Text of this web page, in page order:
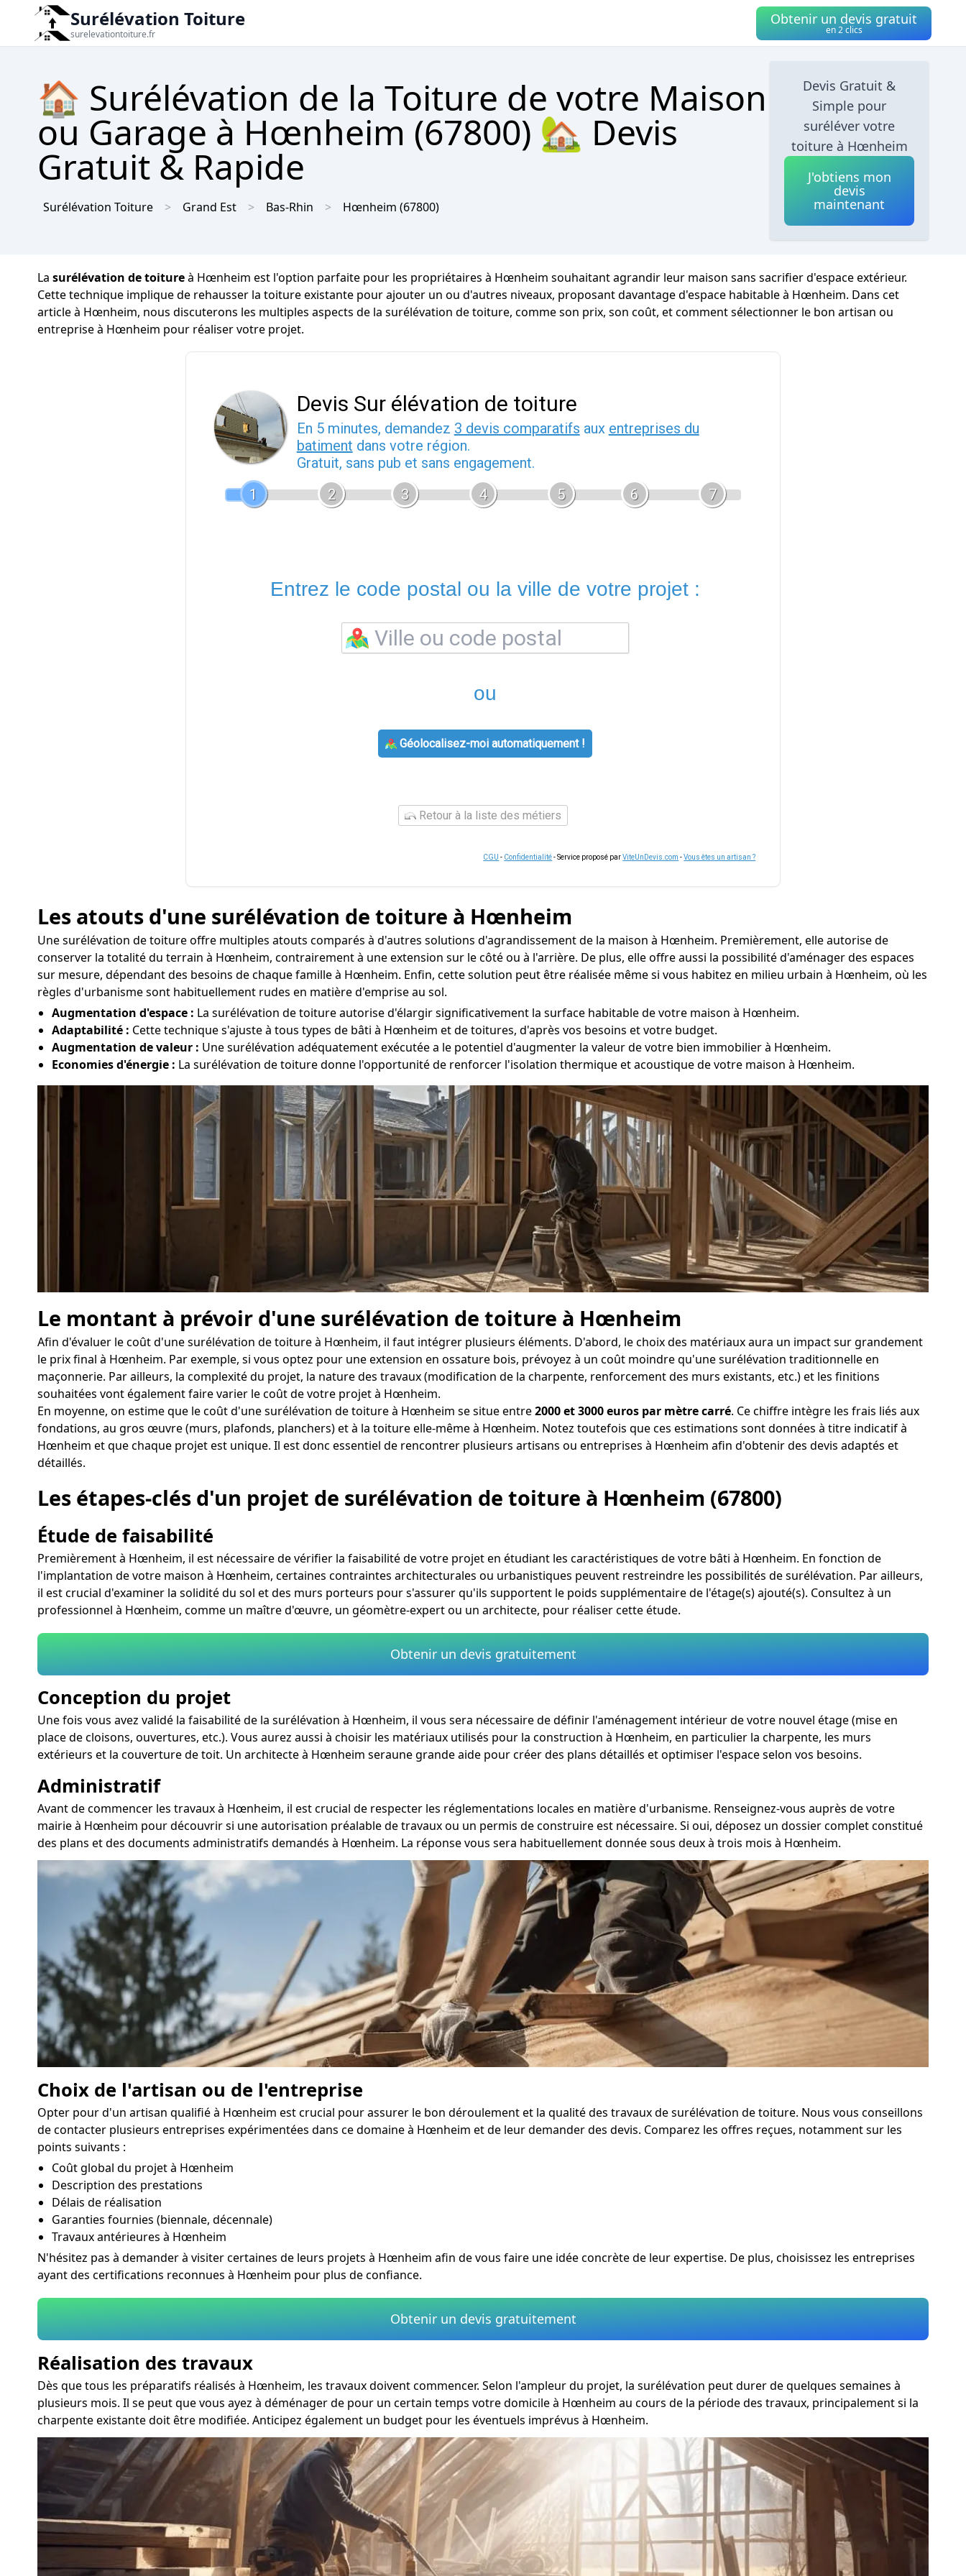
Surélévation Toiture
surelevationtoiture.fr
Obtenir un devis gratuit
en 2 clics
🏠 Surélévation de la Toiture de votre Maison
ou Garage à Hœnheim (67800) 🏡 Devis
Gratuit & Rapide
Surélévation Toiture Grand Est Bas-Rhin Hœnheim (67800)
Devis Gratuit &
Simple pour
suréléver votre
toiture à Hœnheim
J'obtiens mon
devis
maintenant
La surélévation de toitureà Hœnheim est l'option parfaite pour les propriétaires à Hœnheim souhaitant agrandir leur maison sans sacrifier d'espace extérieur.
Cette technique implique de rehausser la toiture existante pour ajouter un ou d'autres niveaux, proposant davantage d'espace habitable à Hœnheim. Dans cet
article à Hœnheim, nous discuterons les multiples aspects de la surélévation de toiture, comme son prix, son coût, et comment sélectionner le bon artisan ou
entreprise à Hœnheim pour réaliser votre projet.
Devis Sur élévation de toiture
En 5 minutes, demandez 3 devis comparatifs aux entreprises du
batiment dans votre région.
Gratuit, sans pub et sans engagement.
1
2 3 4 5 6 7
Entrez le code postal ou la ville de votre projet :
ou
Géolocalisez-moi automatiquement !
Retour à la liste des métiers
CGU - Confidentialité- Service proposé parViteUnDevis.com -Vous êtes un artisan ?
Les atouts d'une surélévation de toiture à Hœnheim
Une surélévation de toiture offre multiples atouts comparés à d'autres solutions d'agrandissement de la maison à Hœnheim. Premièrement, elle autorise de
conserver la totalité du terrain à Hœnheim, contrairement à une extension sur le côté ou à l'arrière. De plus, elle offre aussi la possibilité d'aménager des espaces
sur mesure, dépendant des besoins de chaque famille à Hœnheim. Enfin, cette solution peut être réalisée même si vous habitez en milieu urbain à Hœnheim, où les
règles d'urbanisme sont habituellement rudes en matière d'emprise au sol.
Augmentation d'espace : La surélévation de toiture autorise d'élargir significativement la surface habitable de votre maison à Hœnheim.
Adaptabilité : Cette technique s'ajuste à tous types de bâti à Hœnheim et de toitures, d'après vos besoins et votre budget.
Augmentation de valeur : Une surélévation adéquatement exécutée a le potentiel d'augmenter la valeur de votre bien immobilier à Hœnheim.
Economies d'énergie : La surélévation de toiture donne l'opportunité de renforcer l'isolation thermique et acoustique de votre maison à Hœnheim.
Le montant à prévoir d'une surélévation de toiture à Hœnheim
Afin d'évaluer le coût d'une surélévation de toiture à Hœnheim, il faut intégrer plusieurs éléments. D'abord, le choix des matériaux aura un impact sur grandement
le prix final à Hœnheim. Par exemple, si vous optez pour une extension en ossature bois, prévoyez à un coût moindre qu'une surélévation traditionnelle en
maçonnerie. Par ailleurs, la complexité du projet, la nature des travaux (modification de la charpente, renforcement des murs existants, etc.) et les finitions
souhaitées vont également faire varier le coût de votre projet à Hœnheim.
En moyenne, on estime que le coût d'une surélévation de toiture à Hœnheim se situe entre2000 et 3000 euros par mètre carré. Ce chiffre intègre les frais liés aux
fondations, au gros œuvre (murs, plafonds, planchers) et à la toiture elle-même à Hœnheim. Notez toutefois que ces estimations sont données à titre indicatif à
Hœnheim et que chaque projet est unique. Il est donc essentiel de rencontrer plusieurs artisans ou entreprises à Hœnheim afin d'obtenir des devis adaptés et
détaillés.
Les étapes-clés d'un projet de surélévation de toiture à Hœnheim (67800)
Étude de faisabilité
Premièrement à Hœnheim, il est nécessaire de vérifier la faisabilité de votre projet en étudiant les caractéristiques de votre bâti à Hœnheim. En fonction de
l'implantation de votre maison à Hœnheim, certaines contraintes architecturales ou urbanistiques peuvent restreindre les possibilités de surélévation. Par ailleurs,
il est crucial d'examiner la solidité du sol et des murs porteurs pour s'assurer qu'ils supportent le poids supplémentaire de l'étage(s) ajouté(s). Consultez à un
professionnel à Hœnheim, comme un maître d'œuvre, un géomètre-expert ou un architecte, pour réaliser cette étude.
Obtenir un devis gratuitement
Conception du projet
Une fois vous avez validé la faisabilité de la surélévation à Hœnheim, il vous sera nécessaire de définir l'aménagement intérieur de votre nouvel étage (mise en
place de cloisons, ouvertures, etc.). Vous aurez aussi à choisir les matériaux utilisés pour la construction à Hœnheim, en particulier la charpente, les murs
extérieurs et la couverture de toit. Un architecte à Hœnheim seraune grande aide pour créer des plans détaillés et optimiser l'espace selon vos besoins.
Administratif
Avant de commencer les travaux à Hœnheim, il est crucial de respecter les réglementations locales en matière d'urbanisme. Renseignez-vous auprès de votre
mairie à Hœnheim pour découvrir si une autorisation préalable de travaux ou un permis de construire est nécessaire. Si oui, déposez un dossier complet constitué
des plans et des documents administratifs demandés à Hœnheim. La réponse vous sera habituellement donnée sous deux à trois mois à Hœnheim.
Choix de l'artisan ou de l'entreprise
Opter pour d'un artisan qualifié à Hœnheim est crucial pour assurer le bon déroulement et la qualité des travaux de surélévation de toiture. Nous vous conseillons
de contacter plusieurs entreprises expérimentées dans ce domaine à Hœnheim et de leur demander des devis. Comparez les offres reçues, notamment sur les
points suivants :
Coût global du projet à Hœnheim
Description des prestations
Délais de réalisation
Garanties fournies (biennale, décennale)
Travaux antérieures à Hœnheim
N'hésitez pas à demander à visiter certaines de leurs projets à Hœnheim afin de vous faire une idée concrète de leur expertise. De plus, choisissez les entreprises
ayant des certifications reconnues à Hœnheim pour plus de confiance.
Obtenir un devis gratuitement
Réalisation des travaux
Dès que tous les préparatifs réalisés à Hœnheim, les travaux doivent commencer. Selon l'ampleur du projet, la surélévation peut durer de quelques semaines à
plusieurs mois. Il se peut que vous ayez à déménager de pour un certain temps votre domicile à Hœnheim au cours de la période des travaux, principalement si la
charpente existante doit être modifiée. Anticipez également un budget pour les éventuels imprévus à Hœnheim.